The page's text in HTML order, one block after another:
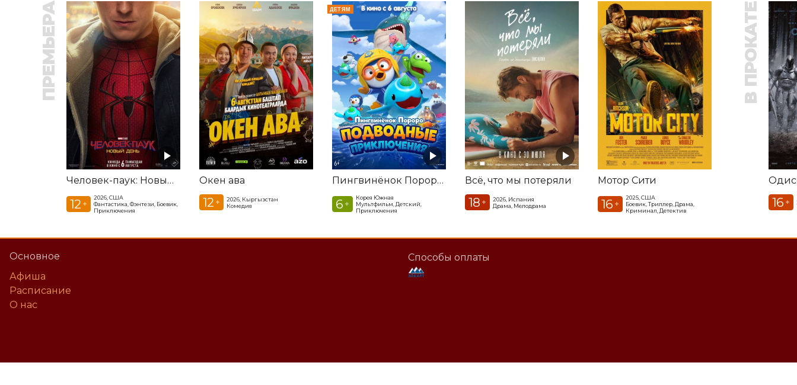
ПРЕМЬЕРА
Человек-паук: Новый день
12 +
2026, США
Фантастика, Фэнтези, Боевик,
Приключения
Окен ава
12 +
2026, Кыргызстан
Комедия
ДЕТЯМ
Пингвинёнок Пороро. Подводные приключения
6 +
Корея Южная
Мультфильм, Детский,
Приключения
Всё, что мы потеряли
18 +
2026, Испания
Драма, Мелодрама
Мотор Сити
16 +
2025, США
Боевик, Триллер, Драма,
Криминал, Детектив
В ПРОКАТЕ
16 +
Основное
Афиша
Расписание
О нас
Способы оплаты